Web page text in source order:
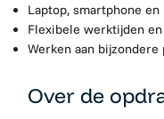
Laptop, smartphone
Flexibele werktijden
Werken aan
Over de